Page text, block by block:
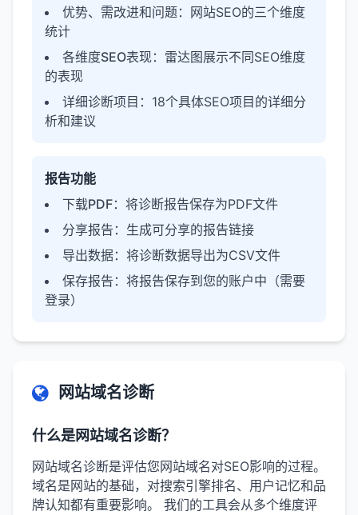
优势、需改进和问题：网站SEO的三个维度
统计
各维度SEO表现：雷达图展示不同SEO维度
的表现
详细诊断项目 ：18个具体SEO项目的详细分
析和建议
报告功能
下载PDF：将诊断报告保存为PDF文件
分享报告 ：生成可分享的报告链接
导出数据：将诊断数据导出为CSV文件
保存报告 ：将报告保存到您的账户中（需要
登录）
网站域名诊断
什么是网站域名诊断？
网站域名诊断是评估您网站域名对SEO影响的过程。
域名是网站的基础，对搜索引擎排名、用户记忆和品
牌认知都有重要影响。 我们的工具会从多个维度评